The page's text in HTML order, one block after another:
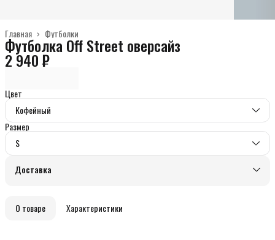
Футболки
Главная ›
Футболка Off Street оверсайз
2 940 ₽
Цвет
Кофейный
Размер
S
Доставка
О товаре Характеристики